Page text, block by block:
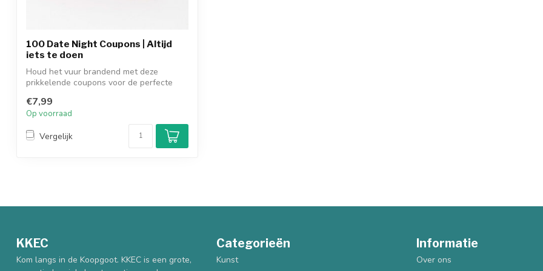
100 Date Night Coupons | Altijd
iets te doen
Houd het vuur brandend met deze
prikkelende coupons voor de perfecte
€7,99
Op voorraad
Vergelijk
KKEC
Kom langs in de Koopgoot. KKEC is een grote,
Categorieën
Kunst
Informatie
Over ons